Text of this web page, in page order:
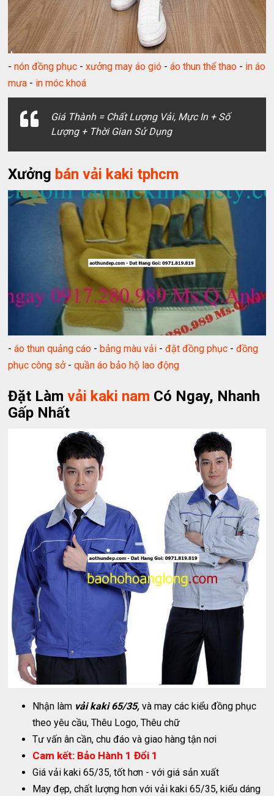
-nón đồng phục -xưởng may áo gió -áo thun thể thao - in áo
mưa - in móc khoá
Giá Thành = Chất Lượng Vải, Mực In + Số
Lượng + Thời Gian Sử Dụng
Xưởng bán vải kaki tphcm
-áo thun quảng cáo - bảng màu vải -đặt đồng phục -đồng
phục công sở-quần áo bảo hộ lao động
Đặt Làmvải kaki nam Có Ngay, Nhanh
Gấp Nhất
Nhận làm vải kaki 65/35, và may các kiểu đồng phục
theo yêu cầu, Thêu Logo, Thêu chữ
Tư vấn ân cần, chu đáo và giao hàng tận nơi
Cam kết: Bảo Hành 1 Đổi 1
Giá vải kaki 65/35, tốt hơn - với giá sản xuất
May đẹp, chất lượng hơn với vải kaki 65/35, kiểu dáng